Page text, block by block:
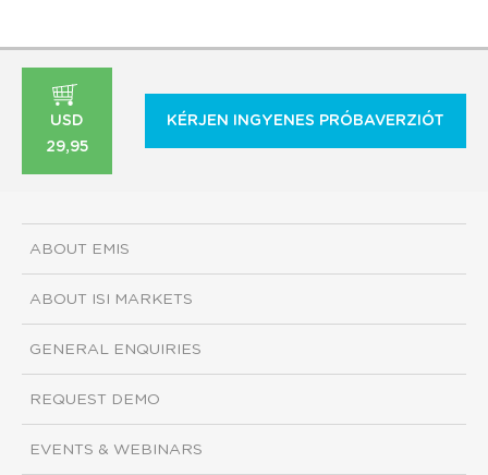
USD
29,95
KÉRJEN INGYENES PRÓBAVERZIÓT
ABOUT EMIS
ABOUT ISI MARKETS
GENERAL ENQUIRIES
REQUEST DEMO
EVENTS & WEBINARS